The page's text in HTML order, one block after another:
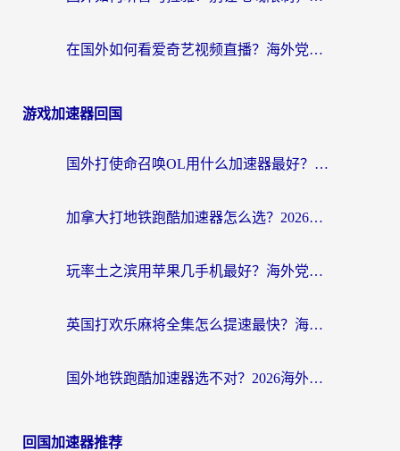
在国外如何看爱奇艺视频直播？海外党亲测有效的回国加速器指南
游戏加速器回国
国外打使命召唤OL用什么加速器最好？海外玩家国服畅玩全攻略（附小众游戏加速技巧）
加拿大打地铁跑酷加速器怎么选？2026海外玩家实测指南（附王国纪元保卫萝卜3加速技巧）
玩率土之滨用苹果几手机最好？海外党必看的国服游戏加速+设备选择指南
英国打欢乐麻将全集怎么提速最快？海外党亲测有效的国服游戏加速指南
国外地铁跑酷加速器选不对？2026海外玩家必看的国服游戏加速全攻略
回国加速器推荐